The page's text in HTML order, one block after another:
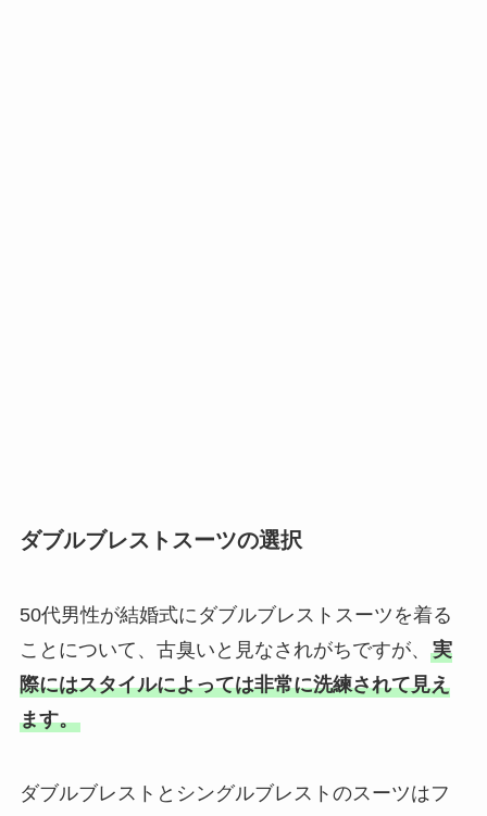
ダブルブレストスーツの選択
50代男性が結婚式にダブルブレストスーツを着る
ことについて、古臭いと見なされがちですが、 実
際にはスタイルによっては非常に洗練されて見え
ます。
ダブルブレストとシングルブレストのスーツはフ